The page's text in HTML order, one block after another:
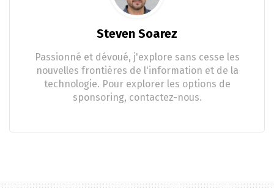
Steven Soarez
Passionné et dévoué, j'explore sans cesse les
nouvelles frontières de l'information et de la
technologie. Pour explorer les options de
sponsoring, contactez-nous.